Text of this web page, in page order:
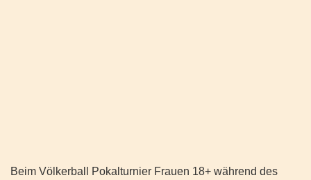
Beim Völkerball Pokalturnier Frauen 18+ während des